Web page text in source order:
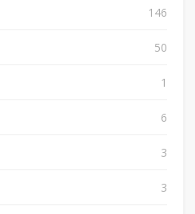
146
50
1
6
3
3